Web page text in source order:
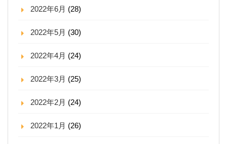
2022年6月 (28)
2022年5月 (30)
2022年4月 (24)
2022年3月 (25)
2022年2月 (24)
2022年1月 (26)